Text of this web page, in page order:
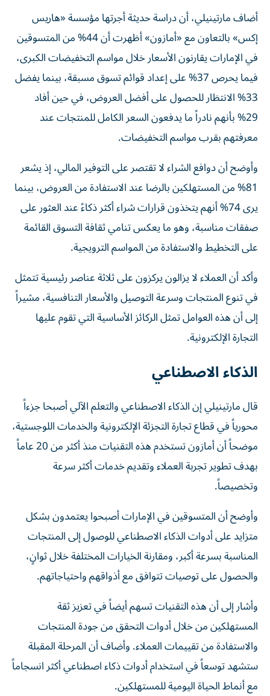
أضاف مارتينيلي، أن دراسة حديثة أجرتها مؤسسة «هاريس
إكس» بالتعاون مع «أمازون» أظهرت أن 44% من المتسوقين
في الإمارات يقارنون الأسعار خلال مواسم التخفيضات الكبرى،
فيما يحرص 37% على إعداد قوائم تسوق مسبقة، بينما يفضل
33% الانتظار للحصول على أفضل العروض، في حين أفاد
29% بأنهم نادراً ما يدفعون السعر الكامل للمنتجات عند
معرفتهم بقرب مواسم التخفيضات.
وأوضح أن دوافع الشراء لا تقتصر على التوفير المالي، إذ يشعر
81% من المستهلكين بالرضا عند الاستفادة من العروض، بينما
يرى 74% أنهم يتخذون قرارات شراء أكثر ذكاءً عند العثور على
صفقات مناسبة، وهو ما يعكس تنامي ثقافة التسوق القائمة
على التخطيط والاستفادة من المواسم الترويجية.
وأكد أن العملاء لا يزالون يركزون على ثلاثة عناصر رئيسية تتمثل
في تنوع المنتجات وسرعة التوصيل والأسعار التنافسية، مشيراً
إلى أن هذه العوامل تمثل الركائز الأساسية التي تقوم عليها
التجارة الإلكترونية.
الذكاء الاصطناعي
قال مارتينيلي إن الذكاء الاصطناعي والتعلم الآلي أصبحا جزءاً
محورياً في قطاع تجارة التجزئة الإلكترونية والخدمات اللوجستية،
موضحاً أن أمازون تستخدم هذه التقنيات منذ أكثر من 20 عاماً
بهدف تطوير تجربة العملاء وتقديم خدمات أكثر سرعة
وتخصيصاً.
وأوضح أن المتسوقين في الإمارات أصبحوا يعتمدون بشكل
متزايد على أدوات الذكاء الاصطناعي للوصول إلى المنتجات
المناسبة بسرعة أكبر، ومقارنة الخيارات المختلفة خلال ثوانٍ،
والحصول على توصيات تتوافق مع أذواقهم واحتياجاتهم.
وأشار إلى أن هذه التقنيات تسهم أيضاً في تعزيز ثقة
المستهلكين من خلال أدوات التحقق من جودة المنتجات
والاستفادة من تقييمات العملاء. وأضاف أن المرحلة المقبلة
ستشهد توسعاً في استخدام أدوات ذكاء اصطناعي أكثر انسجاماً
مع أنماط الحياة اليومية للمستهلكين.